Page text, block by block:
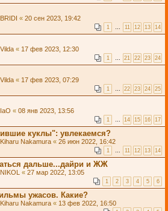
BRIDI « 20 сен 2023, 19:42
1 … 11 12 13 14
Vilda « 17 фев 2023, 12:30
1 … 21 22 23 24
Vilda « 17 фев 2023, 07:29
1 … 22 23 24 25
IaO « 08 янв 2023, 13:56
1 … 14 15 16 17
куклы": увлекаемся?
Kiharu Nakamura « 26 июн 2022, 16:42
1 … 11 12 13 14
дальше...дайри и ЖЖ
NIKOL « 27 мар 2022, 13:05
1 2 3 4 5 6
ужасов. Какие?
Kiharu Nakamura « 13 фев 2022, 16:50